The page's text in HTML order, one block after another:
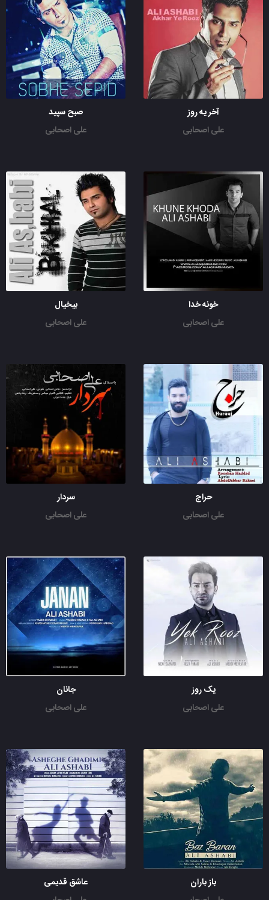
آخر یه روز
علی اصحابی
صبح سپید
علی اصحابی
خونه خدا
علی اصحابی
بیخیال
علی اصحابی
حراج
علی اصحابی
سردار
علی اصحابی
یک روز
علی اصحابی
جانان
علی اصحابی
باز باران
عاشق قدیمی